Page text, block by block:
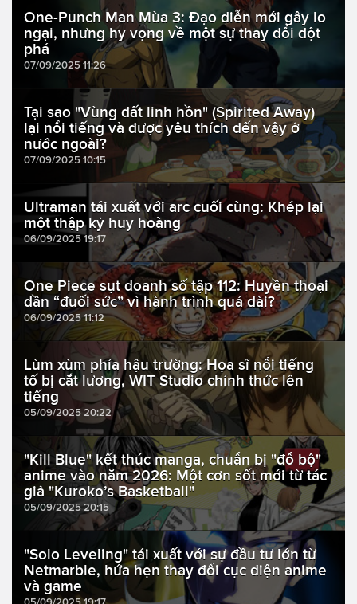
One-Punch Man Mùa 3: Đạo diễn mới gây lo
ngại, nhưng hy vọng về một sự thay đổi đột
phá
07/09/2025 11:26
Tại sao "Vùng đất linh hồn" (Spirited Away)
lại nổi tiếng và được yêu thích đến vậy ở
nước ngoài?
07/09/2025 10:15
Ultraman tái xuất với arc cuối cùng: Khép lại
một thập kỷ huy hoàng
06/09/2025 19:17
One Piece sụt doanh số tập 112: Huyền thoại
dần “đuối sức” vì hành trình quá dài?
06/09/2025 11:12
Lùm xùm phía hậu trường: Họa sĩ nổi tiếng
tố bị cắt lương, WIT Studio chính thức lên
tiếng
05/09/2025 20:22
"Kill Blue" kết thúc manga, chuẩn bị "đổ bộ"
anime vào năm 2026: Một cơn sốt mới từ tác
giả "Kuroko’s Basketball"
05/09/2025 20:15
"Solo Leveling" tái xuất với sự đầu tư lớn từ
Netmarble, hứa hẹn thay đổi cục diện anime
và game